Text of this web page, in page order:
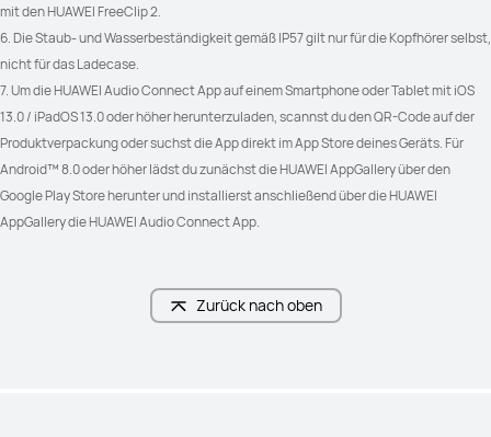
mit den HUAWEI FreeClip 2.
6. Die Staub- und Wasserbeständigkeit gemäß IP57 gilt nur für die Kopfhörer selbst,
nicht für das Ladecase.
7. Um die HUAWEI Audio Connect App auf einem Smartphone oder Tablet mit iOS
13.0 / iPadOS 13.0 oder höher herunterzuladen, scannst du den QR-Code auf der
Produktverpackung oder suchst die App direkt im App Store deines Geräts. Für
Android™ 8.0 oder höher lädst du zunächst die HUAWEI AppGallery über den
Google Play Store herunter und installierst anschließend über die HUAWEI
AppGallery die HUAWEI Audio Connect App.
Zurück nach oben